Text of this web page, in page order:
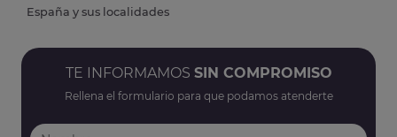
España y sus localidades
TE INFORMAMOS SIN COMPROMISO
Rellena el formulario para que podamos atenderte